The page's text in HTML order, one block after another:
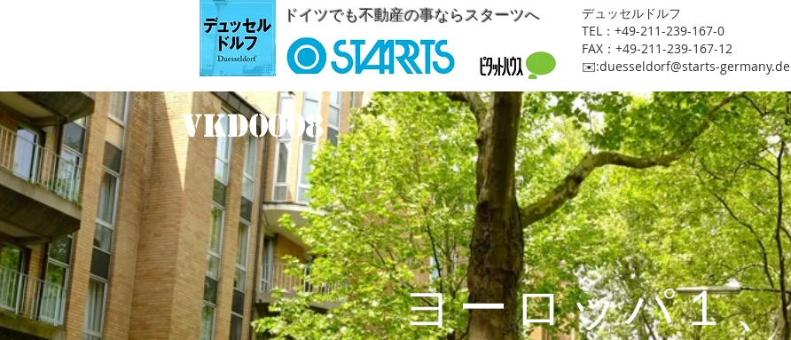
ドイツでも不動産の事ならスターツへ
​デュッセルドルフ
TEL：+49-211-239-167-0
FAX：+49-211-239-167-12
​✉️:duesseldorf@starts-germany.de
VKD0008
ヨーロッパ１、